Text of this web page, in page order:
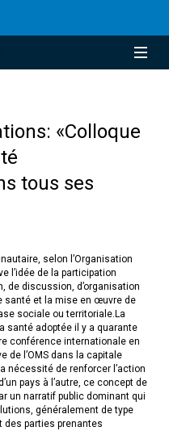
«Colloque
tous ses
selon l’Organisation
l’idée de la participation
de discussion, d’organisation
santé et la mise en œuvre de
sociale ou territoriale.La
santé adoptée il y a quarante
conférence internationale en
de l’OMS dans la capitale
nécessité de renforcer l’action
pays à l’autre, ce concept de
un narratif public dominant qui
généralement de type
des parties prenantes